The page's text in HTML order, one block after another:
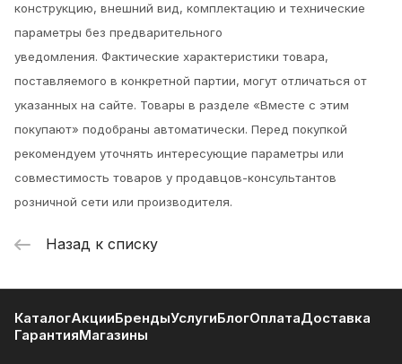
конструкцию, внешний вид, комплектацию и технические
параметры без предварительного
уведомления. Фактические характеристики товара,
поставляемого в конкретной партии, могут отличаться от
указанных на сайте. Товары в разделе «Вместе с этим
покупают» подобраны автоматически. Перед покупкой
рекомендуем уточнять интересующие параметры или
совместимость товаров у продавцов-консультантов
розничной сети или производителя.
Назад к списку
КаталогАкцииБрендыУслугиБлогОплатаДоставка
ГарантияМагазины